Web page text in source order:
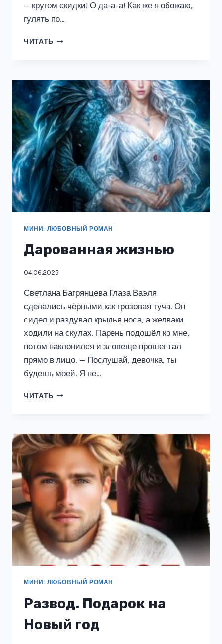
— кругом скидки! О да-а-а! Как же я обожаю,
гулять по…
ЧИТАТЬ ОН
МИНИ: ЛЮБОВНЫЙ РОМАН
Дарованная жизнью
04.06.2025
Светлана Багрянцева Глаза Ваэля
сделались чёрными как грозовая туча. Он
сидел и раздувал крылья носа, а желваки
ходили на скулах. Парень подошёл ко мне,
потом наклонился и зловеще прошептал
прямо в лицо. — Послушай, девочка, ты
будешь моей. Я не…
ЧИТАТЬ ДАРОВАННАЯ
МИНИ: ЛЮБОВНЫЙ РОМАН
Развод. Подарок на
Новый год